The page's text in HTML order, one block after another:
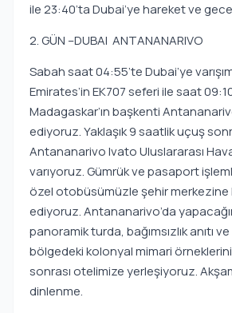
ile 23:40’ta Dubai’ye hareket ve
2. GÜN –DUBAI ANTANANARIVO
Sabah saat 04:55’te Dubai’ye
Emirates’in EK707 seferi ile saat
Madagaskar’ın başkenti
ediyoruz. Yaklaşık 9 saatlik uçuş
Antananarivo Ivato Uluslararası
varıyoruz. Gümrük ve pasaport
özel otobüsümüzle şehir
ediyoruz. Antananarivo’da
panoramik turda, bağımsızlık anıtı
bölgedeki kolonyal mimari
sonrası otelimize yerleşiyoruz.
dinlenme.